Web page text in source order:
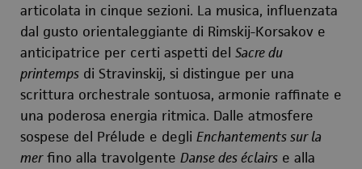
articolata in cinque sezioni. La musica, influenzata
dal gusto orientaleggiante di Rimskij-Korsakov e
anticipatrice per certi aspetti del Sacre du
printemps di Stravinskij, si distingue per una
scrittura orchestrale sontuosa, armonie raffinate e
una poderosa energia ritmica. Dalle atmosfere
sospese del Prélude e degli Enchantements sur la
merfino alla travolgente Danse des éclairs e alla